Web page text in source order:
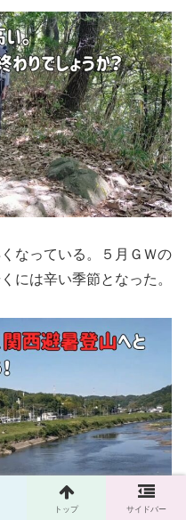
なっている。５月ＧＷの
には辛い季節となった。
トップ サイドバー